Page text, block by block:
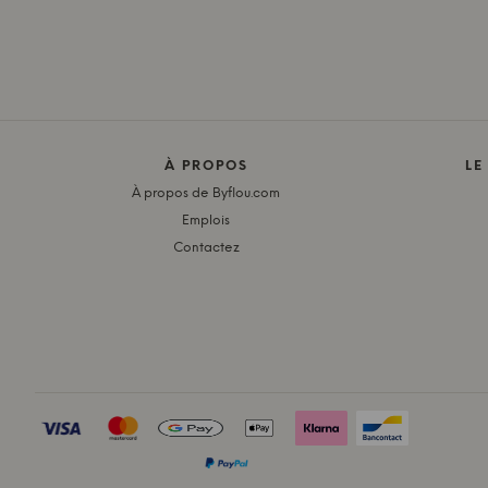
À PROPOS
À propos de Byflou.com
Emplois
Contactez